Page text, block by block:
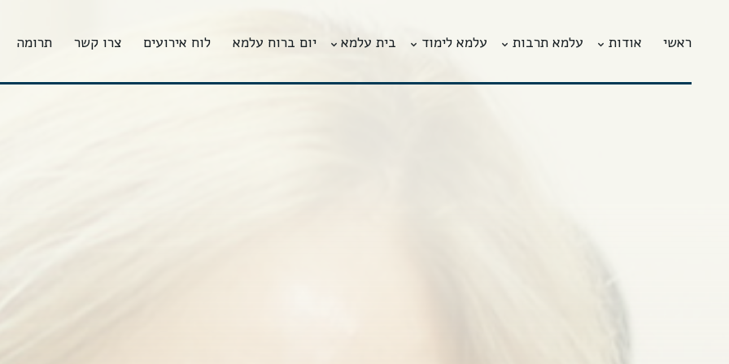
ראשי אודות עלמא תרבות עלמא לימוד בית עלמא יום ברוח עלמא לוח אירועים צרו קשר תרומה